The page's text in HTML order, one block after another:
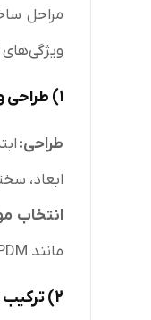
مراحل
ویژگی‌های
1) طراحی
طراحی:
ابعاد،
انتخاب
مانند EPDM، نئوپرن، NBR وغیره بسته به نیازهای مقاومت حرارتی، شیمیایی و مکانیکی انتخاب می‌شوند.
2) ترکیب